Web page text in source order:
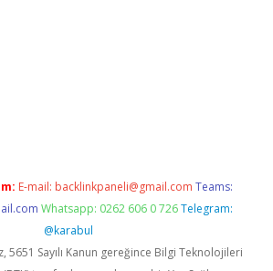
E-mail: backlinkpaneli@gmail.com Teams:
Whatsapp: 0262 606 0 726 Telegram:
@karabul
5651 Sayılı Kanun gereğince Bilgi Teknolojileri